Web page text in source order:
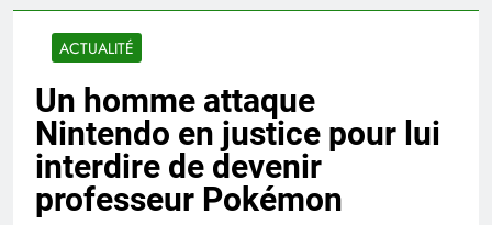
ACTUALITÉ
Un homme attaque
Nintendo en justice pour lui
interdire de devenir
professeur Pokémon